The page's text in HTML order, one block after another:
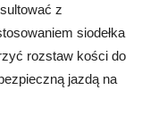
z
siodełka
rozstaw kości do
jazdą na